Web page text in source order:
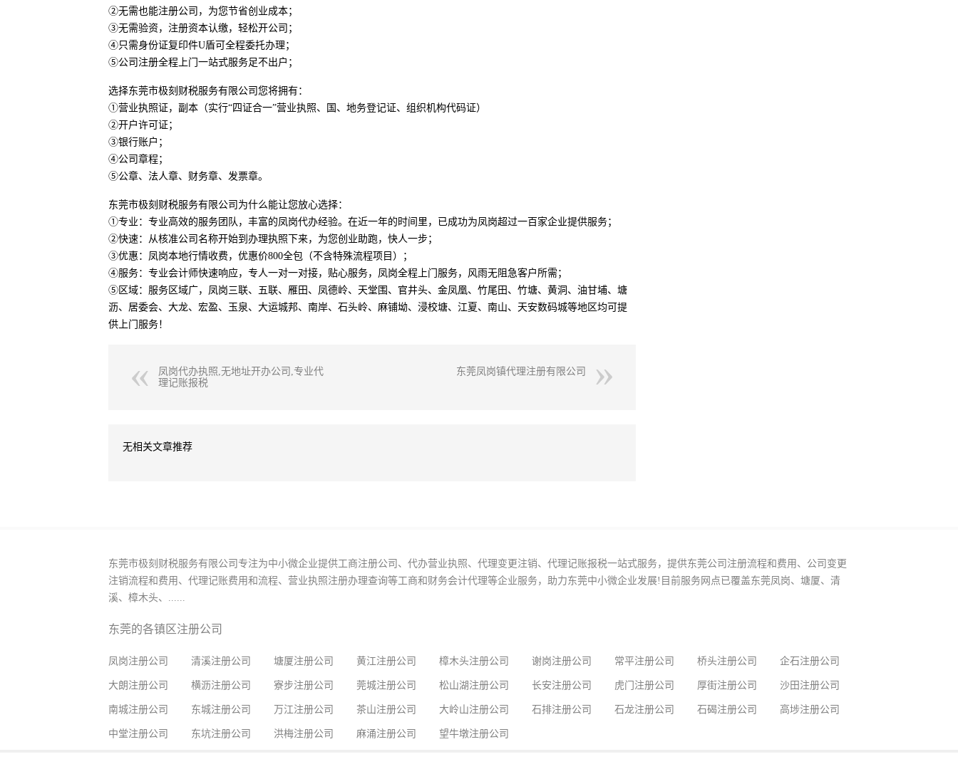
②无需也能注册公司，为您节省创业成本；
③无需验资，注册资本认缴，轻松开公司；
④只需身份证复印件U盾可全程委托办理；
⑤公司注册全程上门一站式服务足不出户；
选择东莞市极刻财税服务有限公司您将拥有：
①营业执照证，副本（实行“四证合一”营业执照、国、地务登记证、组织机构代码证）
②开户许可证；
③银行账户；
④公司章程；
⑤公章、法人章、财务章、发票章。
东莞市极刻财税服务有限公司为什么能让您放心选择：
①专业：专业高效的服务团队，丰富的凤岗代办经验。在近一年的时间里，已成功为凤岗超过一百家企业提供服务；
②快速：从核准公司名称开始到办理执照下来，为您创业助跑，快人一步；
③优惠：凤岗本地行情收费，优惠价800全包（不含特殊流程项目）；
④服务：专业会计师快速响应，专人一对一对接，贴心服务，凤岗全程上门服务，风雨无阻急客户所需；
⑤区域：服务区域广，凤岗三联、五联、雁田、凤德岭、天堂围、官井头、金凤凰、竹尾田、竹塘、黄洞、油甘埔、塘
沥、居委会、大龙、宏盈、玉泉、大运城邦、南岸、石头岭、麻铺坳、浸校塘、江夏、南山、天安数码城等地区均可提
供上门服务！
凤岗代办执照,无地址开办公司,专业代
理记账报税
东莞凤岗镇代理注册有限公司
无相关文章推荐
东莞市极刻财税服务有限公司专注为中小微企业提供工商注册公司、代办营业执照、代理变更注销、代理记账报税一站式服务，提供东莞公司注册流程和费用、公司变更
注销流程和费用、代理记账费用和流程、营业执照注册办理查询等工商和财务会计代理等企业服务，助力东莞中小微企业发展!目前服务网点已覆盖东莞凤岗、塘厦、清
溪、樟木头、......
东莞的各镇区注册公司
凤岗注册公司 清溪注册公司 塘厦注册公司 黄江注册公司 樟木头注册公司 谢岗注册公司 常平注册公司 桥头注册公司 企石注册公司
大朗注册公司 横沥注册公司 寮步注册公司 莞城注册公司 松山湖注册公司 长安注册公司 虎门注册公司 厚街注册公司 沙田注册公司
南城注册公司 东城注册公司 万江注册公司 茶山注册公司 大岭山注册公司 石排注册公司 石龙注册公司 石碣注册公司 高埗注册公司
中堂注册公司 东坑注册公司 洪梅注册公司 麻涌注册公司 望牛墩注册公司